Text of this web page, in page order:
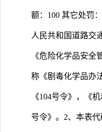
额：100 其它处罚
人民共和国道路交
《危险化学品安
称《剧毒化学品办
《104号令》，《
号令》。2、本表